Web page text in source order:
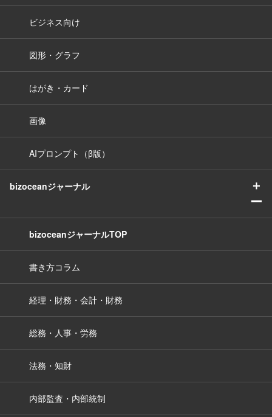
ビジネス向け
図形・グラフ
はがき・カード
画像
AIプロンプト（β版）
bizoceanジャーナル
＋
ー
bizoceanジャーナルTOP
書き方コラム
経理・財務・会計・財務
総務・人事・労務
法務・知財
内部監査・内部統制